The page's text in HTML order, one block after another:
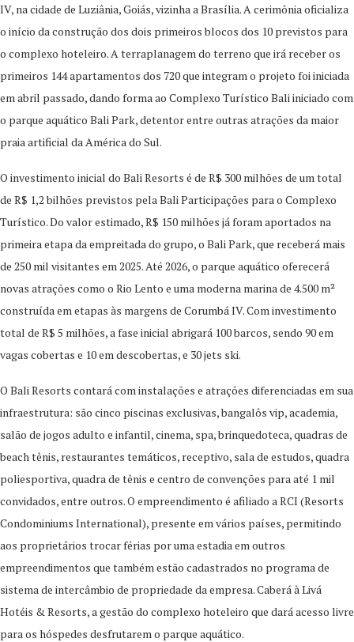
IV, na cidade de Luziânia, Goiás, vizinha a Brasília. A cerimônia oficializa
o início da construção dos dois primeiros blocos dos 10 previstos para
o complexo hoteleiro. A terraplanagem do terreno que irá receber os
primeiros 144 apartamentos dos 720 que integram o projeto foi iniciada
em abril passado, dando forma ao Complexo Turístico Bali iniciado com
o parque aquático Bali Park, detentor entre outras atrações da maior
praia artificial da América do Sul.
O investimento inicial do Bali Resorts é de R$ 300 milhões de um total
de R$ 1,2 bilhões previstos pela Bali Participações para o Complexo
Turístico. Do valor estimado, R$ 150 milhões já foram aportados na
primeira etapa da empreitada do grupo, o Bali Park, que receberá mais
de 250 mil visitantes em 2025. Até 2026, o parque aquático oferecerá
novas atrações como o Rio Lento e uma moderna marina de 4.500 m²
construída em etapas às margens de Corumbá IV. Com investimento
total de R$ 5 milhões, a fase inicial abrigará 100 barcos, sendo 90 em
vagas cobertas e 10 em descobertas, e 30 jets ski.
O Bali Resorts contará com instalações e atrações diferenciadas em sua
infraestrutura: são cinco piscinas exclusivas, bangalôs vip, academia,
salão de jogos adulto e infantil, cinema, spa, brinquedoteca, quadras de
beach tênis, restaurantes temáticos, receptivo, sala de estudos, quadra
poliesportiva, quadra de tênis e centro de convenções para até 1 mil
convidados, entre outros. O empreendimento é afiliado a RCI (Resorts
Condominiums International), presente em vários países, permitindo
aos proprietários trocar férias por uma estadia em outros
empreendimentos que também estão cadastrados no programa de
sistema de intercâmbio de propriedade da empresa. Caberá à Livá
Hotéis & Resorts, a gestão do complexo hoteleiro que dará acesso livre
para os hóspedes desfrutarem o parque aquático.